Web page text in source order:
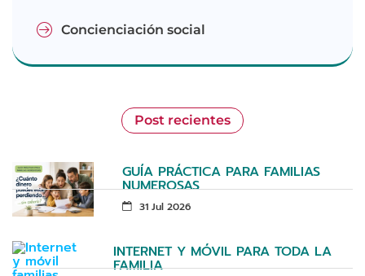
Concienciación social
Post recientes
GUÍA PRÁCTICA PARA FAMILIAS
NUMEROSAS
31 Jul 2026
INTERNET Y MÓVIL PARA TODA LA
FAMILIA